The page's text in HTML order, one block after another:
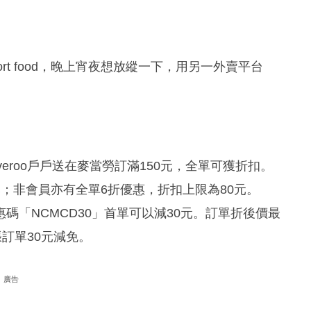
food，晚上宵夜想放縱一下，用另一外賣平台
戶戶送在麥當勞訂滿150元，全單可獲折扣。
非會員亦有全單6折優惠，折扣上限為80元。
「NCMCD30」首單可以減30元。訂單折後價最
單30元減免。
廣告